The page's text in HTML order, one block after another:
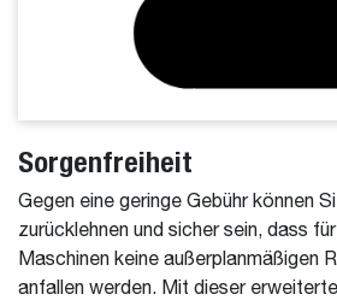
Sorgenfreiheit
Gegen eine geringe Gebühr können
zurücklehnen und sicher sein, dass
Maschinen keine außerplanmäßigen
anfallen werden. Mit dieser